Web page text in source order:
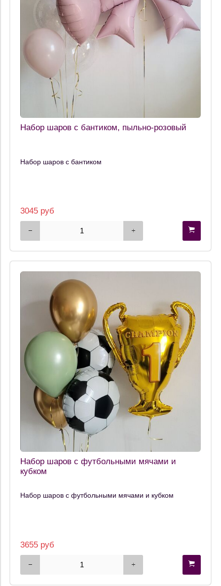
Набор шаров с бантиком, пыльно-розовый
Набор шаров с бантиком
3045 руб
Набор шаров с футбольными мячами и
кубком
Набор шаров с футбольными мячами и кубком
3655 руб